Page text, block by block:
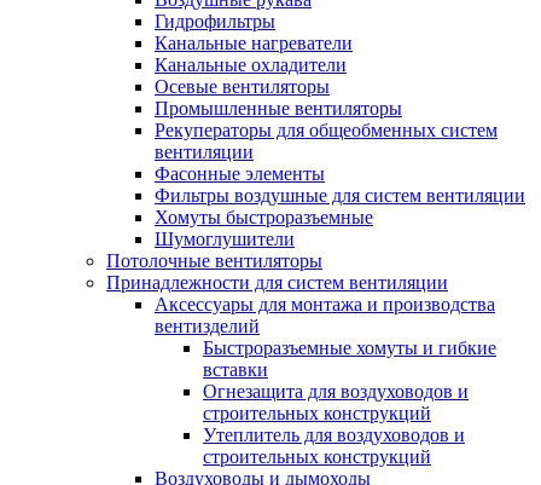
Гидрофильтры
Канальные нагреватели
Канальные охладители
Осевые вентиляторы
Промышленные вентиляторы
Рекуператоры для общеобменных систем
вентиляции
Фасонные элементы
Фильтры воздушные для систем вентиляции
Хомуты быстроразъемные
Шумоглушители
Потолочные вентиляторы
Принадлежности для систем вентиляции
Аксессуары для монтажа и производства
вентизделий
Быстроразъемные хомуты и гибкие
вставки
Огнезащита для воздуховодов и
строительных конструкций
Утеплитель для воздуховодов и
строительных конструкций
Воздуховоды и дымоходы